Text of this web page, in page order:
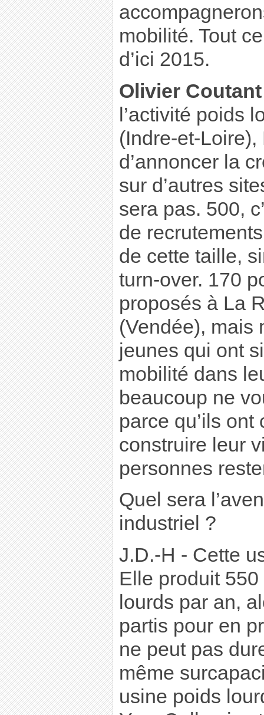
mobilité. Tout
d’ici 2015.
Olivier
l’activité poids
(Indre-et-
d’annoncer la
sur d’autres
sera pas. 500,
de
de cette taille,
turn-over. 170
proposés à La
(Vendée), mais
jeunes qui ont
mobilité dans
beaucoup ne
parce qu’ils ont
construire leur
personnes
Quel sera
industriel ?
J.D.-H - Cette
Elle produit
lourds par an,
partis pour en
ne peut pas
même
usine poids